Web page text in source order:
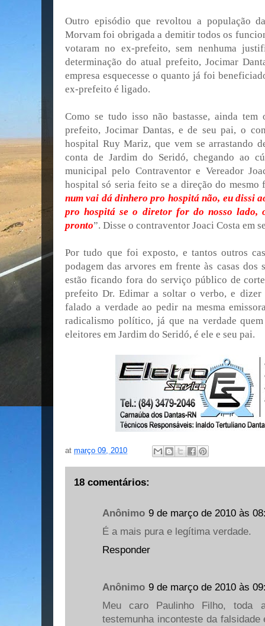
Outro episódio que revoltou a população
Morvam foi obrigada a demitir todos os
votaram no ex-prefeito, sem nenhuma
determinação do atual prefeito, Jocimar
empresa esquecesse o quanto já foi
ex-prefeito é ligado.
Como se tudo isso não bastasse, ainda
prefeito, Jocimar Dantas, e de seu pai, o
hospital Ruy Mariz, que vem se arrastando
conta de Jardim do Seridó, chegando ao
municipal pelo Contraventor e Vereador
hospital só seria feito se a direção do mesmo
num vai dá dinhero pro hospitá não, eu dissi
pro hospitá se o diretor for do nosso lado,
pronto”. Disse o contraventor Joaci Costa em
Por tudo que foi exposto, e tantos outros
podagem das arvores em frente às casas
estão ficando fora do serviço público de
prefeito Dr. Edimar a soltar o verbo, e dizer
falado a verdade ao pedir na mesma
radicalismo político, já que na verdade
eleitores em Jardim do Seridó, é ele e seu pai.
at março 09, 2010
18 comentários:
Anônimo 9 de março de 2010 às
É a mais pura e legítima verdade.
Responder
Anônimo 9 de março de 2010 às
Meu caro Paulinho Filho, toda
testemunha inconteste da